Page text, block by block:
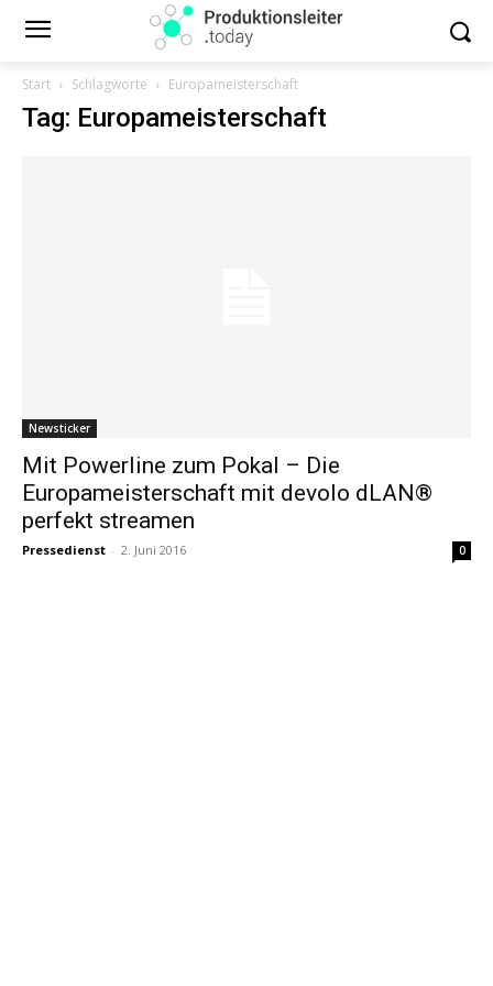
Start Schlagworte Europameisterschaft
Tag: Europameisterschaft
Newsticker
Mit Powerline zum Pokal – Die
Europameisterschaft mit devolo dLAN®
perfekt streamen
Pressedienst - 2. Juni 2016 0